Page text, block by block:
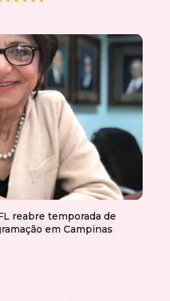
reabre temporada de
em Campinas